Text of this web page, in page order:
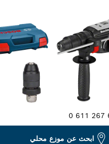
0 611 267
ابحث عن موزع محلي